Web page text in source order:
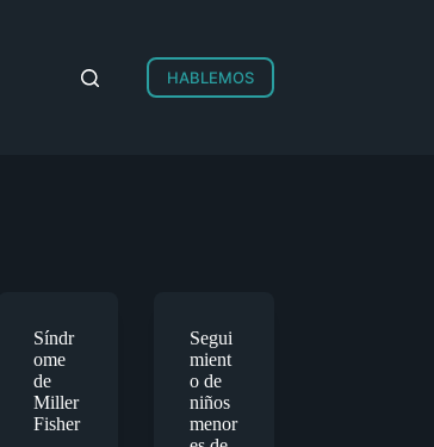
HABLEMOS
Síndr
ome
de
Miller
Fisher
Segui
mient
o de
niños
menor